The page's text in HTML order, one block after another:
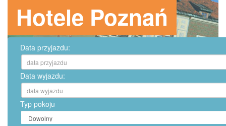
Hotele Poznań
Data przyjazdu:
Data wyjazdu:
Typ pokoju